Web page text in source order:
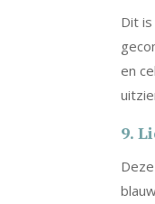
Dit
en
9.